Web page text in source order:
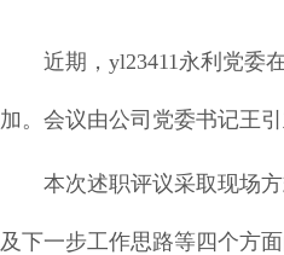
近期，yl23411永利党委
加。会议由公司党委书记王引
本次述职评议采取现场
及下一步工作思路等四个方